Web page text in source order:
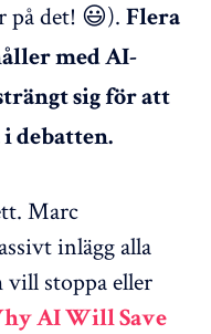
på det! 😃). Flera
med AI-
sig för att
debatten.
Marc
inlägg alla
vill stoppa eller
AI Will Save